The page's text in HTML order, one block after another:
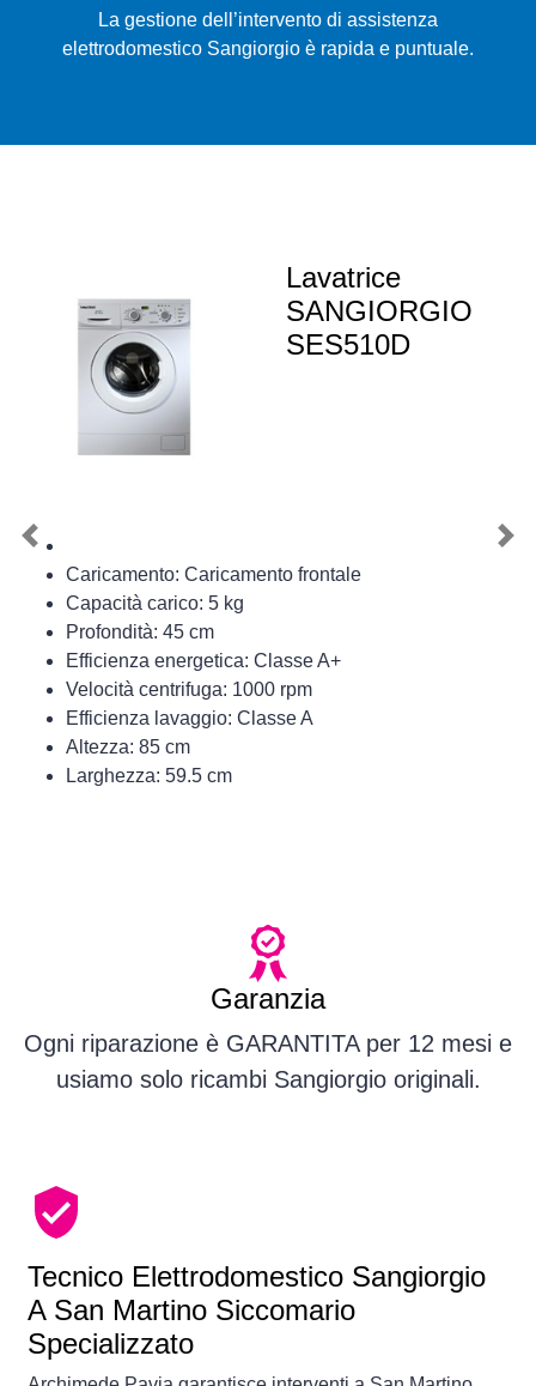
La gestione dell’intervento di assistenza
elettrodomestico Sangiorgio è rapida e puntuale.
Lavatrice
SANGIORGIO
SES510D
Caricamento: Caricamento frontale
Capacità carico: 5 kg
Profondità: 45 cm
Efficienza energetica: Classe A+
Velocità centrifuga: 1000 rpm
Efficienza lavaggio: Classe A
Altezza: 85 cm
Larghezza: 59.5 cm
Previous
Garanzia
Ogni riparazione è GARANTITA per 12 mesi e
usiamo solo ricambi Sangiorgio originali.
Tecnico Elettrodomestico Sangiorgio
A San Martino Siccomario
Specializzato